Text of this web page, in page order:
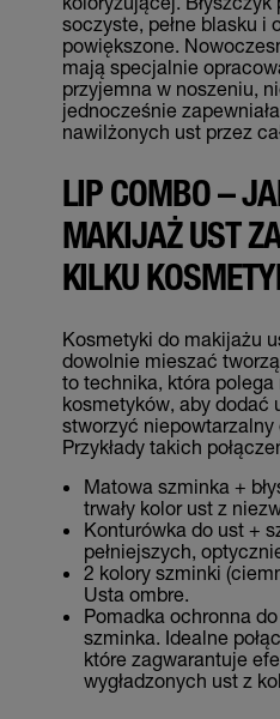
soczyste, pełne blasku i
powiększone.
mają specjalnie
przyjemna w noszeniu,
jednocześnie
nawilżonych ust przez
LIP COMBO –
MAKIJAŻ UST
KILKU
Kosmetyki do makijażu
dowolnie mieszać
to technika, która polega
kosmetyków, aby dodać
stworzyć niepowtarzalny
Przykłady takich
Matowa szminka +
trwały kolor ust z
Konturówka do ust +
pełniejszych,
2 kolory szminki
Usta ombre.
Pomadka ochronna
szminka. Idealne
które zagwarantuje
wygładzonych ust z